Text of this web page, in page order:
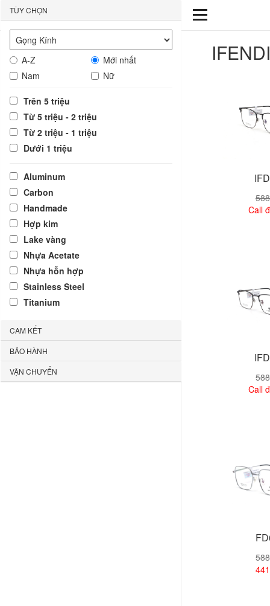
TÙY CHỌN
A-Z
Mới nhất
Nam
Nữ
Trên 5 triệu
Từ 5 triệu - 2 triệu
Từ 2 triệu - 1 triệu
Dưới 1 triệu
Aluminum
Carbon
Handmade
Hợp kim
Lake vàng
Nhựa Acetate
Nhựa hỗn hợp
Stainless Steel
Titanium
CAM KẾT
BẢO HÀNH
VẬN CHUYỂN
Call
Call